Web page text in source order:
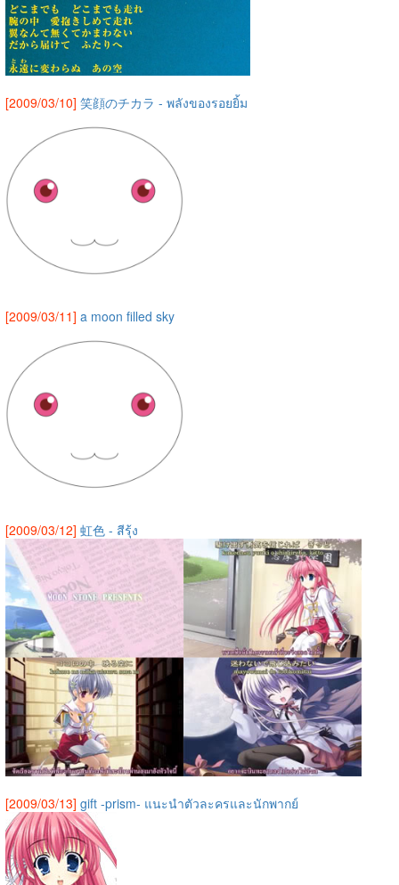
[2009/03/10] 笑顔のチカラ - พลังของรอยยิ้ม
[2009/03/11] a moon filled sky
[2009/03/12] 虹色 - สีรุ้ง
[2009/03/13] gift -prism- แนะนำตัวละครและนักพากย์